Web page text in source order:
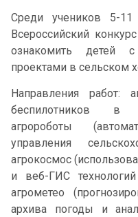
Среди учеников 5-11
Всероссийский
ознакомить детей с
проектами в сельском
Направления работ:
беспилотников в
агророботы
управления
агрокосмос
и веб-ГИС
агрометео
архива погоды и